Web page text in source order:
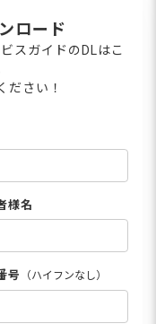
ロード
スガイドのDLはこ
ださい！
様名
号 （ハイフンなし）